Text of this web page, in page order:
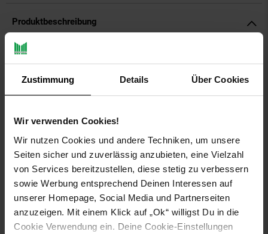
Zustimmung Details Über Cookies
Wir verwenden Cookies!
Wir nutzen Cookies und andere Techniken, um unsere
Seiten sicher und zuverlässig anzubieten, eine Vielzahl
von Services bereitzustellen, diese stetig zu verbessern
sowie Werbung entsprechend Deinen Interessen auf
unserer Homepage, Social Media und Partnerseiten
anzuzeigen. Mit einem Klick auf „Ok“ willigst Du in die
Cookie Verwendung ein. Deine Cookie-Einstellungen
Produktbeschreibung
Ritzenhoff & Breker Bianco Eierteller ø 14,5 cm 6er Set
Die Eierteller der Serie „Bianco“ überzeugen mit einer
klassisch-schlichten Formgebung und zeitloser Eleganz. Das
Tischgestaltung ein und lässt sich vielseitig mit anderem
sich ideal zum stilvollen Servieren von Frühstückseiern und
ergänzen den gedeckten Frühstückstisch auf praktische
Weise.
Artikeldetails:
Durchmesser: ca. 14,5 cm
Höhe: ca. 2 cm
Material: Porzellan